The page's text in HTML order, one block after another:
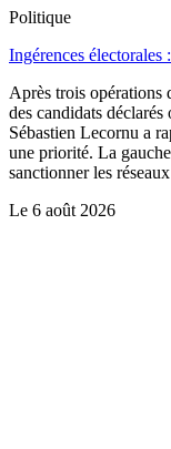
Politique
Ingérences électorales
Après trois opérations
des candidats
Sébastien Lecornu a
une priorité. La
sanctionner les
Le 6 août 2026